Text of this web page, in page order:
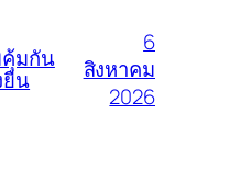
คุ้มกัน
ยืน
6
สิงหาคม
2026